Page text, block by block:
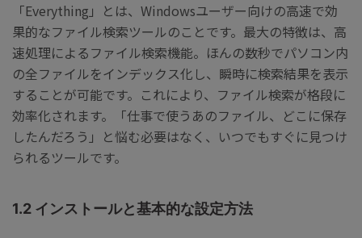
「Everything」とは、Windowsユーザー向けの高速で効
果的なファイル検索ツールのことです。最大の特徴は、高
速処理によるファイル検索機能。ほんの数秒でパソコン内
の全ファイルをインデックス化し、瞬時に検索結果を表示
することが可能です。これにより、ファイル検索が格段に
効率化されます。「仕事で使うあのファイル、どこに保存
したんだろう」と悩む必要はなく、いつでもすぐに見つけ
られるツールです。
1.2 インストールと基本的な設定方法